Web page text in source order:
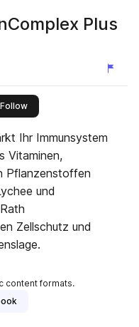
Plus
Followthis publisher
Ihr Immunsystem
Vitaminen,
Pflanzenstoffen
und
Zellschutz und
content formats.